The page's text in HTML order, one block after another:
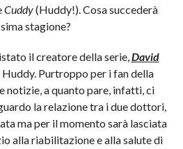
Cuddy(Huddy!). Cosa succederà
stagione?
il creatore della serie,David
Purtroppo per i fan della
notizie, a quanto pare, infatti, ci
la relazione tra i due dottori,
ma per il momento sarà lasciata
alla riabilitazione e alla salute di